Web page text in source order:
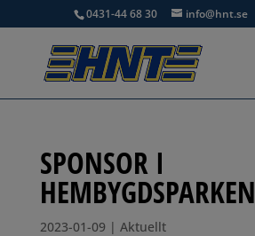
0431-44 68 30 info@hnt.se
SPONSOR I
HEMBYGDSPARKEN
2023-01-09 | Aktuellt